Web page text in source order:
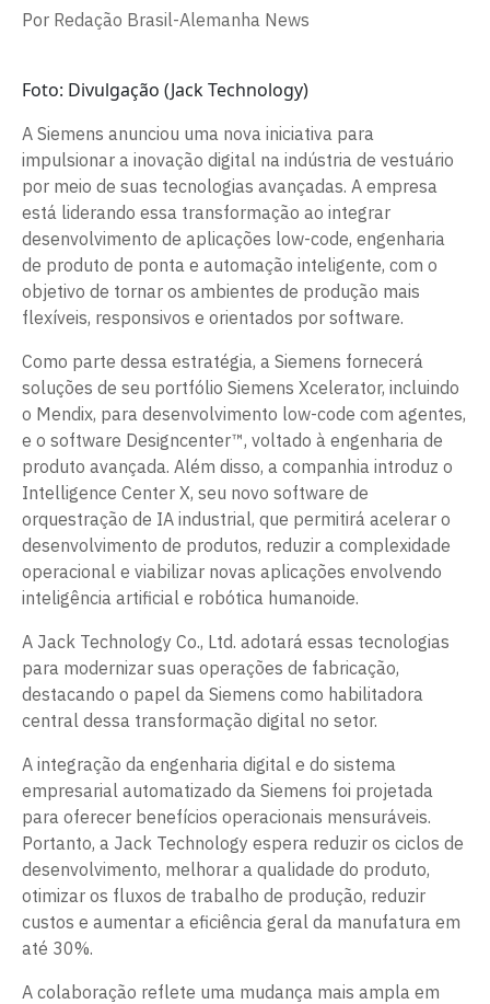
Por Redação Brasil-Alemanha News
Foto: Divulgação (Jack Technology)
A Siemens anunciou uma nova iniciativa para
impulsionar a inovação digital na indústria de vestuário
por meio de suas tecnologias avançadas. A empresa
está liderando essa transformação ao integrar
desenvolvimento de aplicações low-code, engenharia
de produto de ponta e automação inteligente, com o
objetivo de tornar os ambientes de produção mais
flexíveis, responsivos e orientados por software.
Como parte dessa estratégia, a Siemens fornecerá
soluções de seu portfólio Siemens Xcelerator, incluindo
o Mendix, para desenvolvimento low-code com agentes,
e o software Designcenter™, voltado à engenharia de
produto avançada. Além disso, a companhia introduz o
Intelligence Center X, seu novo software de
orquestração de IA industrial, que permitirá acelerar o
desenvolvimento de produtos, reduzir a complexidade
operacional e viabilizar novas aplicações envolvendo
inteligência artificial e robótica humanoide.
A Jack Technology Co., Ltd. adotará essas tecnologias
para modernizar suas operações de fabricação,
destacando o papel da Siemens como habilitadora
central dessa transformação digital no setor.
A integração da engenharia digital e do sistema
empresarial automatizado da Siemens foi projetada
para oferecer benefícios operacionais mensuráveis.
Portanto, a Jack Technology espera reduzir os ciclos de
desenvolvimento, melhorar a qualidade do produto,
otimizar os fluxos de trabalho de produção, reduzir
custos e aumentar a eficiência geral da manufatura em
até 30%.
A colaboração reflete uma mudança mais ampla em